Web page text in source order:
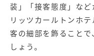
装」「接客態度」など
リッツカールトンホ
客の細部を飾ること
しょう。